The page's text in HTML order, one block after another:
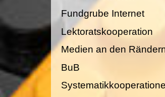
BiblioJobs
BIB-OPUS Volltextserver
Fundgrube Internet
Lektoratskooperation
Medien an den
BuB